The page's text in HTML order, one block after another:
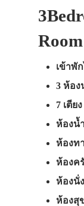
เข้าพั
3 ห้อง
7 เตียง
ห้องน้
ห้องท
ห้องค
ห้องนั่
ห้องสุ